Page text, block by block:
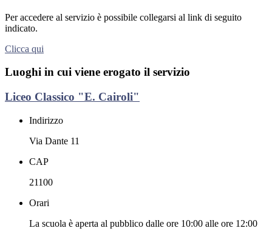
Per accedere al servizio è possibile collegarsi al link di seguito
indicato.
Clicca qui
Luoghi in cui viene erogato il servizio
Liceo Classico "E. Cairoli"
Indirizzo
Via Dante 11
CAP
21100
Orari
La scuola è aperta al pubblico dalle ore 10:00 alle ore 12:00